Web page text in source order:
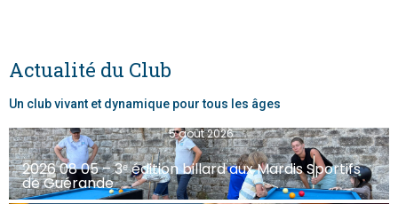
Actualité du Club
Un club vivant et dynamique pour tous les âges
Blackball
5 août 2026
2026 08 05 – 3ᵉ édition billard aux Mardis Sportifs
de Guérande
Blackball
5 août 2026